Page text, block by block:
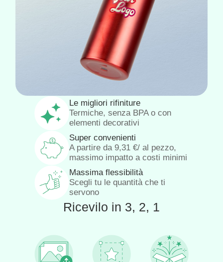
Le migliori rifiniture
Termiche, senza BPA o con
elementi decorativi
Super convenienti
A partire da 9,31 €/ al pezzo,
massimo impatto a costi minimi
Massima flessibilità
Scegli tu le quantità che ti
servono
Ricevilo in 3, 2, 1